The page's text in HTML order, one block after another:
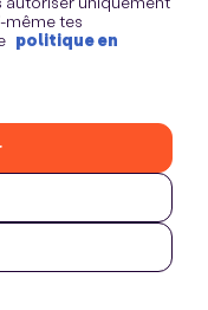
même tes
politique en